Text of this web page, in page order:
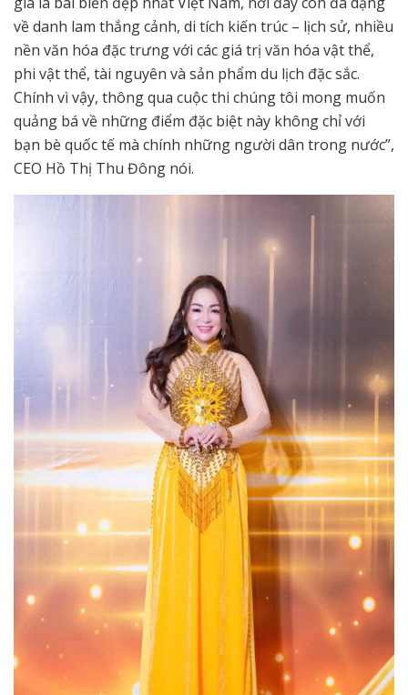
về danh lam thắng cảnh, di tích kiến trúc – lịch sử, nhiều
nền văn hóa đặc trưng với các giá trị văn hóa vật thể,
phi vật thể, tài nguyên và sản phẩm du lịch đặc sắc.
Chính vì vậy, thông qua cuộc thi chúng tôi mong muốn
quảng bá về những điểm đặc biệt này không chỉ với
bạn bè quốc tế mà chính những người dân trong nước”,
CEO Hồ Thị Thu Đông nói.